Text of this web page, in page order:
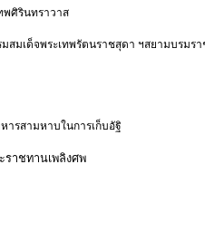
พศิรินทราวาส
สมเด็จพระเทพรัตนราชสุดา ฯสยามบรมรา
ารสามหาบในการเก็บอัฐิ
ราชทานเพลิงศพ